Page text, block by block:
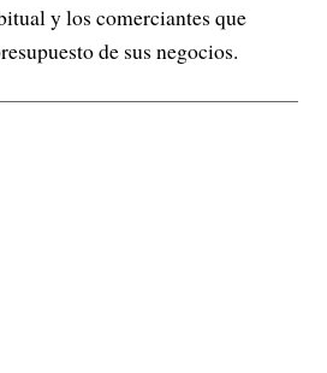
y los comerciantes que
de sus negocios.